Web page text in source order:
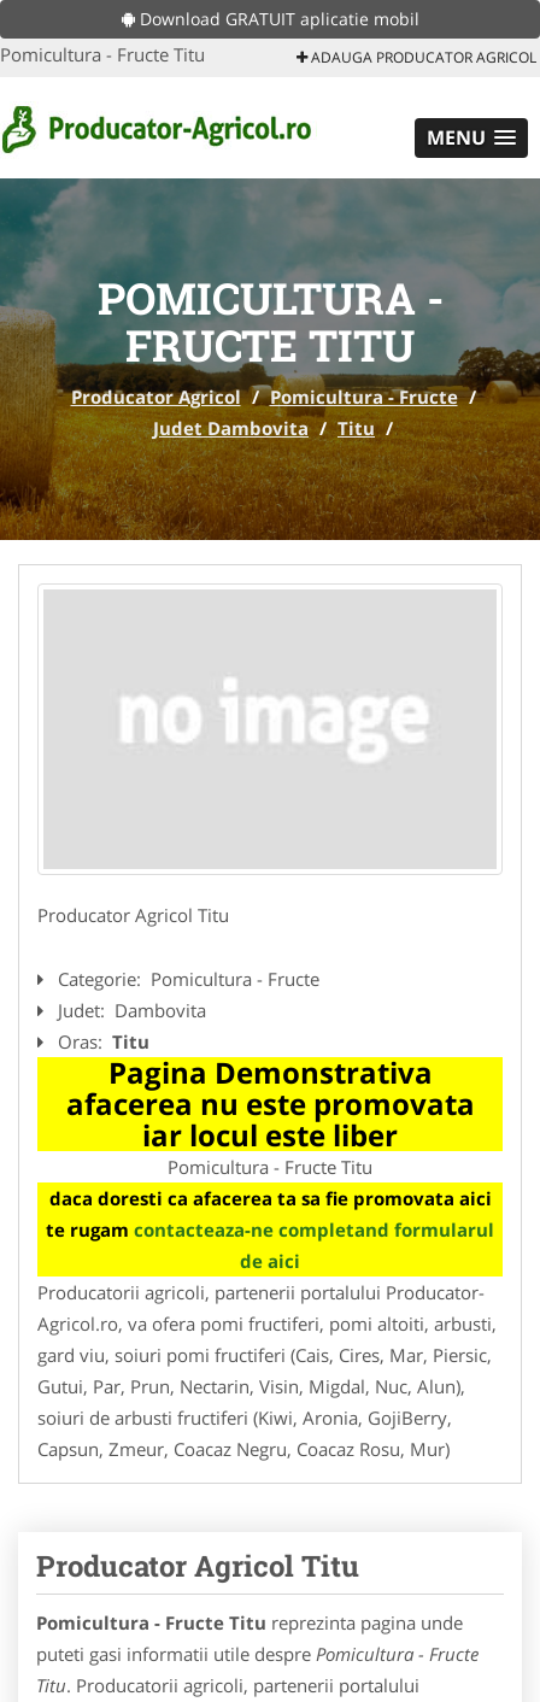
Download GRATUIT aplicatie mobil
Pomicultura - Fructe Titu ADAUGA PRODUCATOR AGRICOL
MENU
POMICULTURA -
FRUCTE TITU
Producator Agricol / Pomicultura - Fructe /
Judet Dambovita / Titu /
Producator Agricol Titu
Categorie: Pomicultura - Fructe
Judet: Dambovita
Oras: Titu
Pagina Demonstrativa
afacerea nu este promovata
iar locul este liber
Pomicultura - Fructe Titu
daca doresti ca afacerea ta sa fie promovata aici
te rugam contacteaza-ne completand formularul
de aici
Producatorii agricoli, partenerii portalului Producator-
Agricol.ro, va ofera pomi fructiferi, pomi altoiti, arbusti,
gard viu, soiuri pomi fructiferi (Cais, Cires, Mar, Piersic,
Gutui, Par, Prun, Nectarin, Visin, Migdal, Nuc, Alun),
soiuri de arbusti fructiferi (Kiwi, Aronia, GojiBerry,
Capsun, Zmeur, Coacaz Negru, Coacaz Rosu, Mur)
Producator Agricol Titu
Pomicultura - Fructe Titu reprezinta pagina unde
puteti gasi informatii utile despre Pomicultura - Fructe
Titu. Producatorii agricoli, partenerii portalului